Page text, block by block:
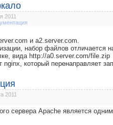
2011
и a2.server.com.
набор файлов отличается
вида http://a0.server.com/file.zip
nginx, который перенаправляет
2011
сервера Apache является